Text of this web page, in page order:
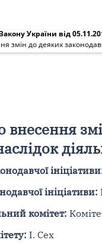
України від